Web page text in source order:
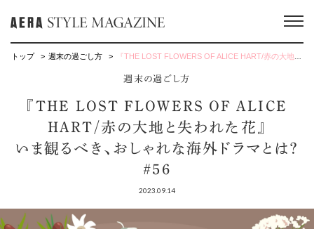
トップ 週末の過ごし方 『THE LOST FLOWERS OF ALICE HART/赤の大地と失われた花』いま観るべき、おしゃれな海外ドラマとは？ #56
週末の過ごし方
『THE LOST FLOWERS OF ALICE
HART/赤の大地と失われた花』
いま観るべき、おしゃれな海外ドラマとは？
#56
2023.09.14